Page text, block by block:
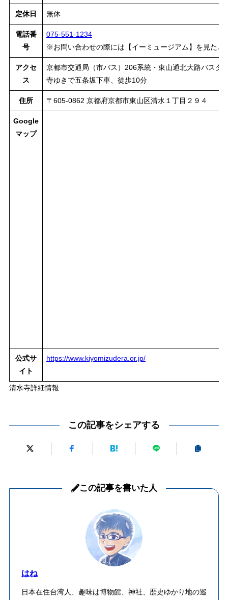
定休日 無休
電話番
号
075-551-1234
※お問い合わせの際には【イーミュージアム】を見たと
アクセ
ス
京都市交通局（市バス）206系統・東山通北大路バスタ
寺ゆきで五条坂下車、徒歩10分
住所 〒605-0862 京都府京都市東山区清水１丁目２９４
Google
マップ
公式サ
イト
https://www.kiyomizudera.or.jp/
清水寺詳細情報
この記事をシェアする
この記事を書いた人
はね
日本在住台湾人、趣味は博物館、神社、歴史ゆかり地の巡